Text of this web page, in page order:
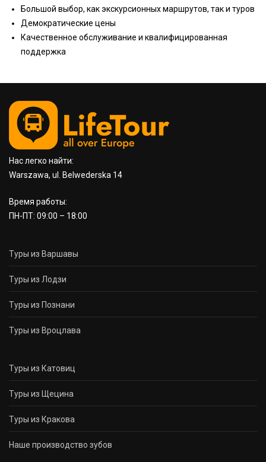
Большой выбор, как экскурсионных маршрутов, так и туров
Демократические цены
Качественное обслуживание и квалифицированная
поддержка
Нас легко найти:
Warszawa, ul. Belwederska 14
Время работы:
ПН-ПТ: 09:00 – 18:00
Туры из Варшавы
Туры из Лодзи
Туры из Познани
Туры из Вроцлава
Туры из Катовиц
Туры из Щецина
Туры из Кракова
Наше производство зубов